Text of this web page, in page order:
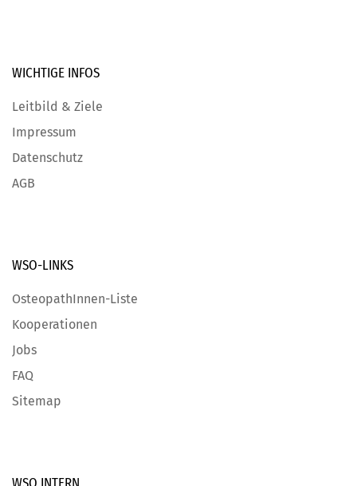
WICHTIGE INFOS
Leitbild & Ziele
Impressum
Datenschutz
AGB
WSO-LINKS
OsteopathInnen-Liste
Kooperationen
Jobs
FAQ
Sitemap